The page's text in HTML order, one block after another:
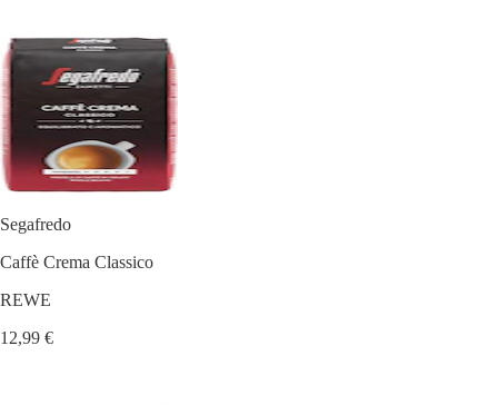
Segafredo
Caffè Crema Classico
REWE
12,99 €